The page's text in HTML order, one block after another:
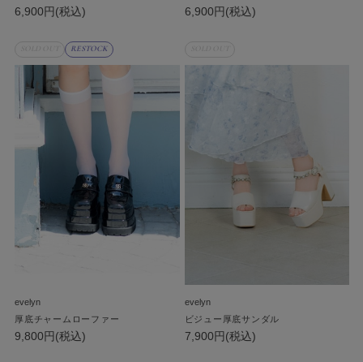
6,900円(税込) 6,900円(税込)
RESTOCK
evelyn
厚底チャームローファー
9,800円(税込)
evelyn
ビジュー厚底サンダル
7,900円(税込)